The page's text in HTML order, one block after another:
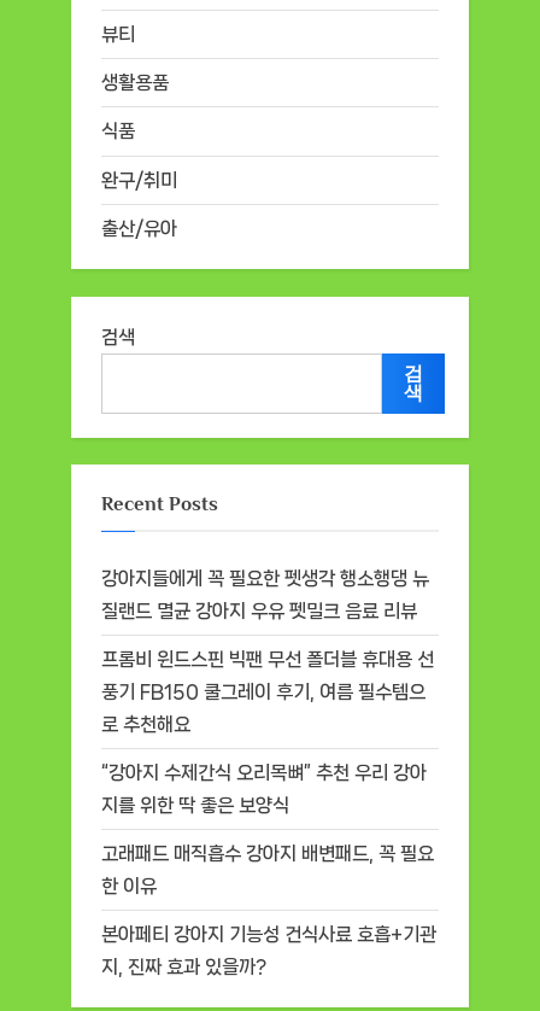
뷰티
생활용품
식품
완구/취미
출산/유아
검색
검
색
Recent Posts
강아지들에게 꼭 필요한 펫생각 행소행댕 뉴
질랜드 멸균 강아지 우유 펫밀크 음료 리뷰
프롬비 윈드스핀 빅팬 무선 폴더블 휴대용 선
풍기 FB150 쿨그레이 후기, 여름 필수템으
로 추천해요
“강아지 수제간식 오리목뼈” 추천 우리 강아
지를 위한 딱 좋은 보양식
고래패드 매직흡수 강아지 배변패드, 꼭 필요
한 이유
본아페티 강아지 기능성 건식사료 호흡+기관
지, 진짜 효과 있을까?